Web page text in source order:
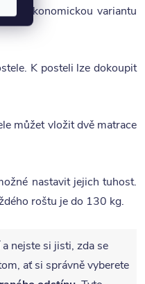
ekonomickou variantu
K posteli lze dokoupit
můžet vložit dvě matrace
nastavit jejich tuhost.
roštu je do 130 kg.
a nejste si jisti, zda se
ať si správně vyberete